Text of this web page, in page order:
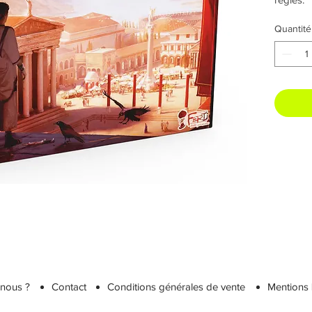
Quantité
? Contact Conditions générales de vente Mentions